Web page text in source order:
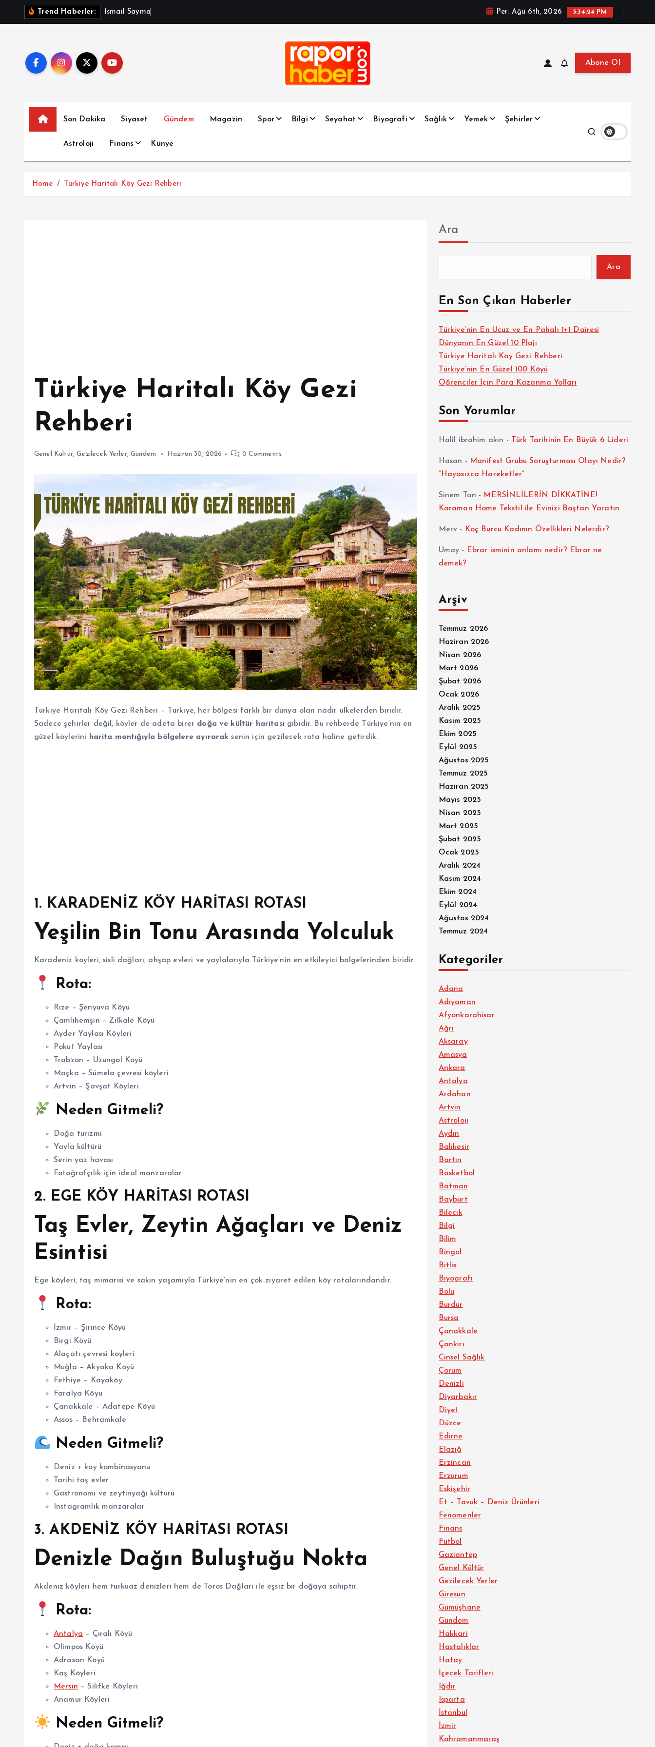
Trend Haberler: sma i Say ma Per. Ağu 6th, 2026 5:34:25 PM
Abone Ol
Son Dakika Siyaset Gündem Magazin Spor Bilgi Seyahat Biyografi Sağlık Yemek Şehirler
Astroloji Finans Künye
Home Türkiye Haritalı Köy Gezi Rehberi
Türkiye Haritalı Köy Gezi
Rehberi
Genel Kültür,Gezilecek Yerler,Gündem Haziran 30, 2026 0 Comments
Türkiye Haritalı Köy Gezi Rehberi – Türkiye, her bölgesi farklı bir dünya olan nadir ülkelerden biridir.
Sadece şehirler değil, köyler de adeta birer doğa ve kültür haritasıgibidir. Bu rehberde Türkiye’nin en
güzel köylerini
harita mantığıyla bölgelere ayırarak senin için gezilecek rota haline getirdik.
1. KARADENİZ KÖY HARİTASI ROTASI
Yeşilin Bin Tonu Arasında Yolculuk
Karadeniz köyleri, sisli dağları, ahşap evleri ve yaylalarıyla Türkiye’nin en etkileyici bölgelerinden biridir.
Rota:
Rize – Şenyuva Köyü
Çamlıhemşin – Zilkale Köyü
Ayder Yaylası Köyleri
Pokut Yaylası
Trabzon – Uzungöl Köyü
Maçka – Sümela çevresi köyleri
Artvin – Şavşat Köyleri
Neden Gitmeli?
Doğa turizmi
Yayla kültürü
Serin yaz havası
Fotoğrafçılık için ideal manzaralar
2. EGE KÖY HARİTASI ROTASI
Taş Evler, Zeytin Ağaçları ve Deniz
Esintisi
Ege köyleri, taş mimarisi ve sakin yaşamıyla Türkiye’nin en çok ziyaret edilen köy rotalarındandır.
Rota:
İzmir – Şirince Köyü
Birgi Köyü
Alaçatı çevresi köyleri
Muğla – Akyaka Köyü
Fethiye – Kayaköy
Faralya Köyü
Çanakkale – Adatepe Köyü
Assos – Behramkale
Neden Gitmeli?
Deniz + köy kombinasyonu
Tarihi taş evler
Gastronomi ve zeytinyağı kültürü
Instagramlık manzaralar
3. AKDENİZ KÖY HARİTASI ROTASI
Denizle Dağın Buluştuğu Nokta
Akdeniz köyleri hem turkuaz denizleri hem de Toros Dağları ile eşsiz bir doğaya sahiptir.
Rota:
Antalya – Çıralı Köyü
Olimpos Köyü
Adrasan Köyü
Kaş Köyleri
Mersin – Silifke Köyleri
Anamur Köyleri
Neden Gitmeli?
Ara
Ara
En Son Çıkan Haberler
Türkiye’nin En Ucuz ve En Pahalı 1+1 Dairesi
Dünyanın En Güzel 10 Plajı
Türkiye Haritalı Köy Gezi Rehberi
Türkiye’nin En Güzel 100 Köyü
Öğrenciler İçin Para Kazanma Yolları
Son Yorumlar
Halil ibrahim akın - Türk Tarihinin En Büyük 6 Lideri
Hasan - Manifest Grubu Soruşturması Olayı Nedir?
“Hayasızca Hareketler”
Sinem Tan - MERSİNLİLERİN DİKKATİNE!
Karaman Home Tekstil ile Evinizi Baştan Yaratın
Merv - Koç Burcu Kadının Özellikleri Nelerdir?
Umay -
Ebrar isminin anlamı nedir? Ebrar ne
demek?
Arşiv
Temmuz 2026
Haziran 2026
Nisan 2026
Mart 2026
Şubat 2026
Ocak 2026
Aralık 2025
Kasım 2025
Ekim 2025
Eylül 2025
Ağustos 2025
Temmuz 2025
Haziran 2025
Mayıs 2025
Nisan 2025
Mart 2025
Şubat 2025
Ocak 2025
Aralık 2024
Kasım 2024
Ekim 2024
Eylül 2024
Ağustos 2024
Temmuz 2024
Kategoriler
Adana
Adıyaman
Afyonkarahisar
Ağrı
Aksaray
Amasya
Ankara
Antalya
Ardahan
Artvin
Astroloji
Aydın
Balıkesir
Bartın
Basketbol
Batman
Bayburt
Bilecik
Bilgi
Bilim
Bingöl
Bitlis
Biyografi
Bolu
Burdur
Bursa
Çanakkale
Çankırı
Cinsel Sağlık
Çorum
Denizli
Diyarbakır
Diyet
Düzce
Edirne
Elazığ
Erzincan
Erzurum
Eskişehir
Et – Tavuk – Deniz Ürünleri
Fenomenler
Finans
Futbol
Gaziantep
Genel Kültür
Gezilecek Yerler
Giresun
Gümüşhane
Gündem
Hakkari
Hastalıklar
Hatay
İçecek Tarifleri
Iğdır
Isparta
İstanbul
İzmir
Kahramanmaraş